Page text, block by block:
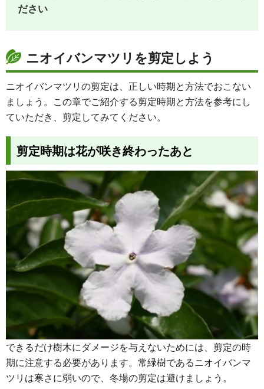
ださい
ニオイバンマツリを剪定しよう
ニオイバンマツリの剪定は、正しい時期と方法でおこない
ましょう。この章でご紹介する剪定時期と方法を参考にし
ていただき、剪定してみてください。
剪定時期は花が咲き終わったあと
できるだけ樹木にダメージを与えないためには、剪定の時
期に注意する必要があります。常緑樹であるニオイバンマ
ツリは寒さに弱いので、冬場の剪定は避けましょう。